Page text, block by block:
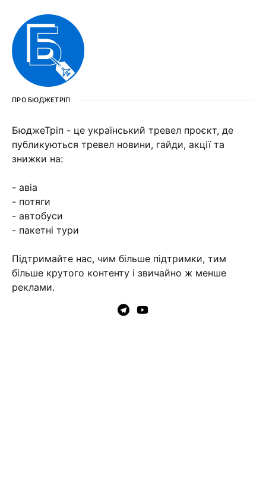
ПРО БЮДЖЕТРІП
БюджеТріп - це український тревел проєкт, де
публикуються тревел новини, гайди, акції та
знижки на:
- авіа
- потяги
- автобуси
- пакетні тури
Підтримайте нас, чим більше підтримки, тим
більше крутого контенту і звичайно ж менше
реклами.